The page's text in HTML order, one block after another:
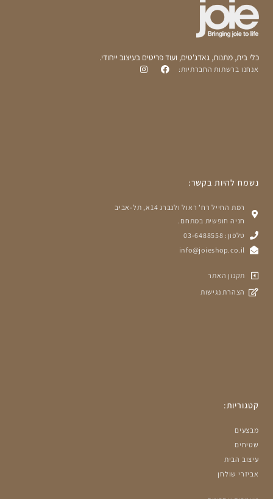
כלי בית, מתנות, גאדג'טים, ועוד פריטים בעיצוב ייחודי.
אנחנו ברשתות החברתיות:
נשמח להיות בקשר:
רמת החייל רח' ראול ולנברג 14א, תל-אביב
חניה חופשית במתחם.
טלפון: 03-6488558
info@joieshop.co.il
תקנון האתר
הצהרת נגישות
קטגוריות:
מבצעים
שטיחים
עיצוב הבית
אביזרי שולחן